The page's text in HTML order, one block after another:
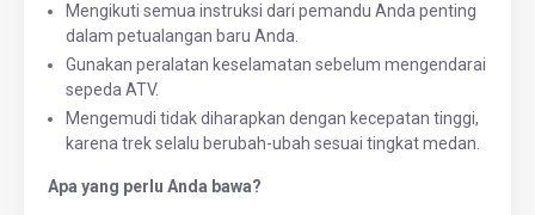
Mengikuti semua instruksi dari pemandu Anda penting
dalam petualangan baru Anda.
Gunakan peralatan keselamatan sebelum mengendarai
sepeda ATV.
Mengemudi tidak diharapkan dengan kecepatan tinggi,
karena trek selalu berubah-ubah sesuai tingkat medan.
Apa yang perlu Anda bawa?